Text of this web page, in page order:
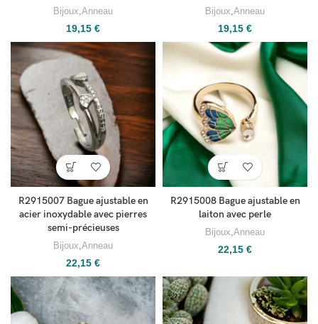
Bijoux Anneau
19,15 €
Bijoux Anneau
19,15 €
R2915007 Bague ajustable en
acier inoxydable avec pierres
semi-précieuses
Bijoux Anneau
22,15 €
R2915008 Bague ajustable en
laiton avec perle
Bijoux Anneau
22,15 €